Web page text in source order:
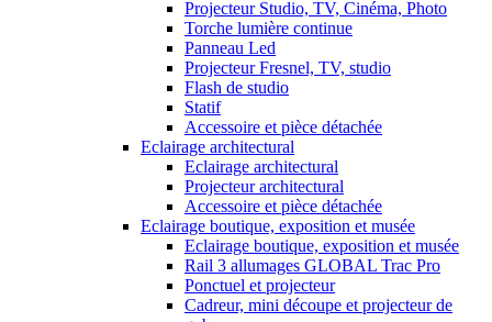
Projecteur Studio, TV, Cinéma, Photo
Torche lumière continue
Panneau Led
Projecteur Fresnel, TV, studio
Flash de studio
Statif
Accessoire et pièce détachée
Eclairage architectural
Eclairage architectural
Projecteur architectural
Accessoire et pièce détachée
Eclairage boutique, exposition et musée
Eclairage boutique, exposition et musée
Rail 3 allumages GLOBAL Trac Pro
Ponctuel et projecteur
Cadreur, mini découpe et projecteur de